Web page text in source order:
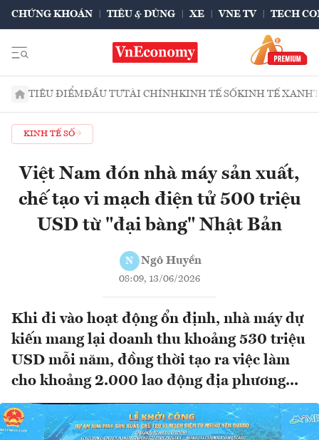
CHỨNG KHOÁN TIÊU & DÙNG XE VNE TV TECH
TIÊU ĐIỂMĐẦU TƯTÀI CHÍNHKINH TẾ SỐKINH TẾ XANH
KINH TẾ SỐ
Việt Nam đón nhà máy sản xuất,
chế tạo vi mạch điện tử 500 triệu
USD từ "đại bàng" Nhật Bản
N Ngô Huyền
08:09, 13/06/2026
Khi đi vào hoạt động ổn định, nhà máy dự
kiến mang lại doanh thu khoảng 530 triệu
USD mỗi năm, đồng thời tạo ra việc làm
cho khoảng 2.000 lao động địa phương...